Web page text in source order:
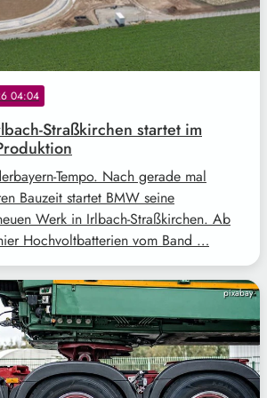
04:04
Straßkirchen startet im
Tempo. Nach gerade mal
Bauzeit startet BMW seine
Werk in Irlbach-Straßkirchen. Ab
Hochvoltbatterien vom Band …
pixabay